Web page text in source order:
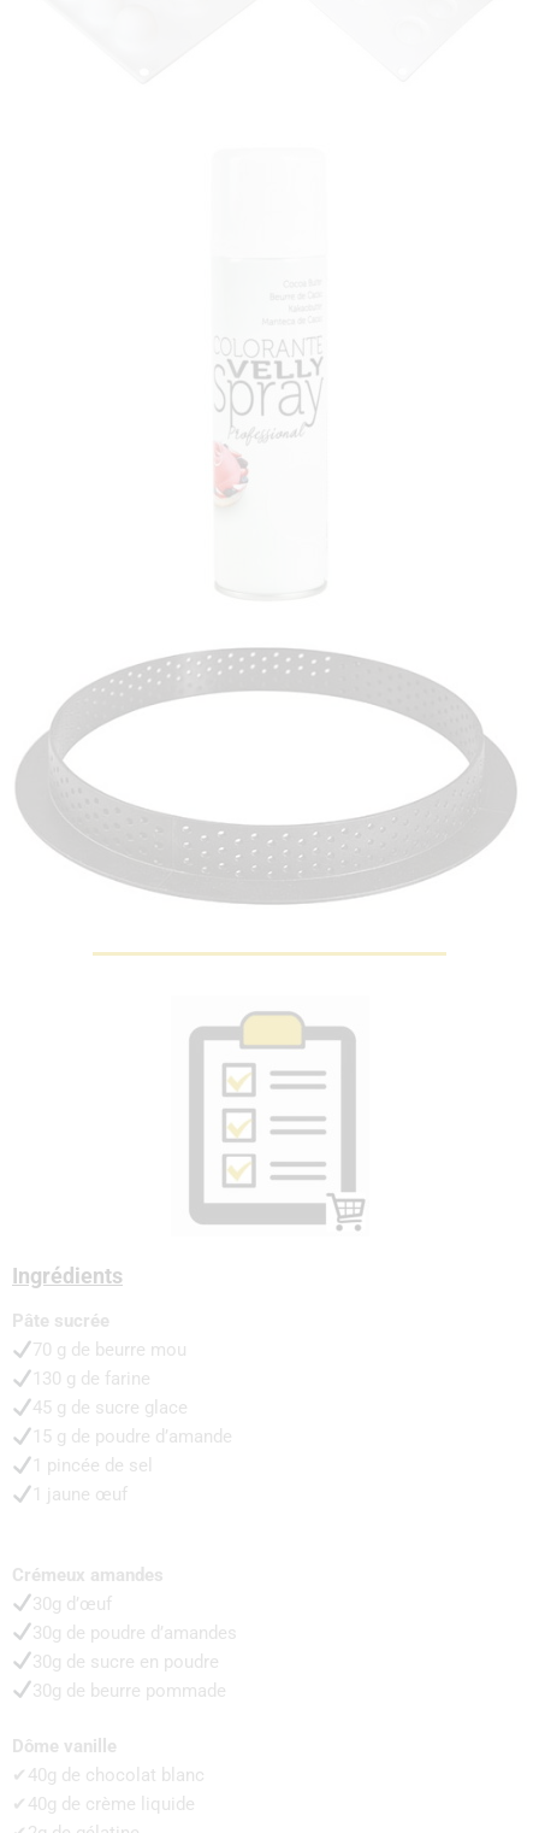
Ingrédients
Pâte sucrée
70 g de beurre mou
130 g de farine
45 g de sucre glace
15 g de poudre d’amande
1 pincée de sel
1 jaune œuf
Crémeux amandes
30g d’œuf
30g de poudre d’amandes
30g de sucre en poudre
30g de beurre pommade
Dôme vanille
✔40g de chocolat blanc
✔40g de crème liquide